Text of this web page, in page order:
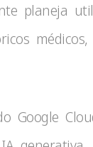
planeja
Google